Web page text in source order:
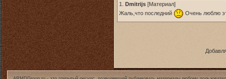
1. Dmitrijs [Материал]
Жаль,что последний
Очень люблю